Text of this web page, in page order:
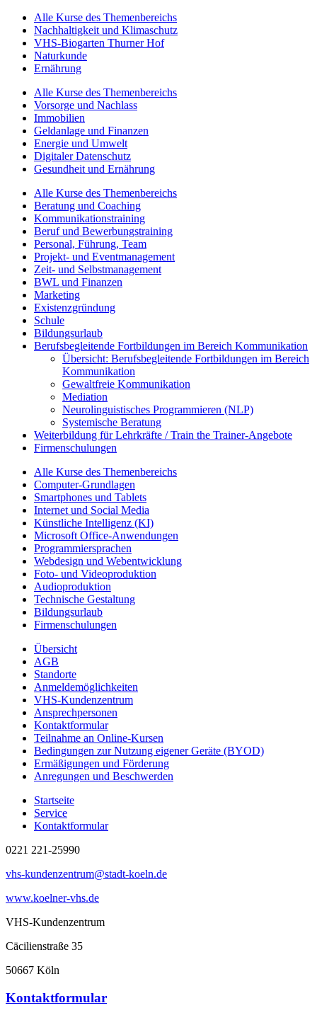
Alle Kurse des Themenbereichs
Nachhaltigkeit und Klimaschutz
VHS-Biogarten Thurner Hof
Naturkunde
Ernährung
Alle Kurse des Themenbereichs
Vorsorge und Nachlass
Immobilien
Geldanlage und Finanzen
Energie und Umwelt
Digitaler Datenschutz
Gesundheit und Ernährung
Alle Kurse des Themenbereichs
Beratung und Coaching
Kommunikationstraining
Beruf und Bewerbungstraining
Personal, Führung, Team
Projekt- und Eventmanagement
Zeit- und Selbstmanagement
BWL und Finanzen
Marketing
Existenzgründung
Schule
Bildungsurlaub
Berufsbegleitende Fortbildungen im Bereich Kommunikation
Übersicht: Berufsbegleitende Fortbildungen im Bereich
Kommunikation
Gewaltfreie Kommunikation
Mediation
Neurolinguistisches Programmieren (NLP)
Systemische Beratung
Weiterbildung für Lehrkräfte / Train the Trainer-Angebote
Firmenschulungen
Alle Kurse des Themenbereichs
Computer-Grundlagen
Smartphones und Tablets
Internet und Social Media
Künstliche Intelligenz (KI)
Microsoft Office-Anwendungen
Programmiersprachen
Webdesign und Webentwicklung
Foto- und Videoproduktion
Audioproduktion
Technische Gestaltung
Bildungsurlaub
Firmenschulungen
Übersicht
AGB
Standorte
Anmeldemöglichkeiten
VHS-Kundenzentrum
Ansprechpersonen
Kontaktformular
Teilnahme an Online-Kursen
Bedingungen zur Nutzung eigener Geräte (BYOD)
Ermäßigungen und Förderung
Anregungen und Beschwerden
Startseite
Service
Kontaktformular
0221 221-25990
vhs-kundenzentrum@stadt-koeln.de
www.koelner-vhs.de
VHS-Kundenzentrum
Cäcilienstraße 35
50667 Köln
Kontaktformular